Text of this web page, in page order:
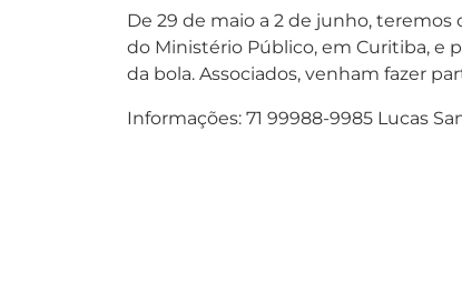
De 29 de maio a 2 de junho, teremos
do Ministério Público, em Curitiba, e
da bola. Associados, venham fazer
Informações: 71 99988-9985 Lucas